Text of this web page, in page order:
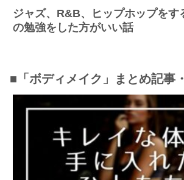
ジャズ、R&B、ヒップホップをす
の勉強をした方がいい話
■「ボディメイク」まとめ記事